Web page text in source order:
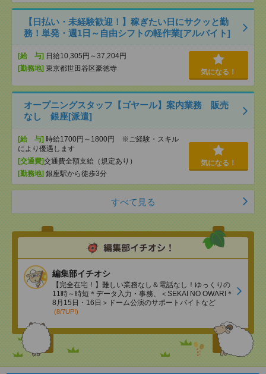
【日払い・未経験歓迎！】稼ぎたい日にサクッと勤
務！単発・週1日～自由シフトの軽作業[アルバイト]
[給 与] 日給10,305円～37,204円
[勤務地] 東京都世田谷区豪徳寺 気になる！
オープニングスタッフ【ゴヤール】案内業務 販売
なし 銀座[派遣]
[給 与] 時給1700円～1800円 ※ご経験・スキル
により優遇します
[交通費]交通費全額支給（規定あり）
[勤務地] 銀座駅から徒歩3分
気になる！
すべて見る
編集部イチオシ
【完全在宅！】難しい業務なし＆電話なし！ゆっくりの
11時～時短＊データ入力・事務、＜SEKAI NO OWARI＊
8月15日・16日＞ドーム公演のサポートバイトなど
(8/7UP!)